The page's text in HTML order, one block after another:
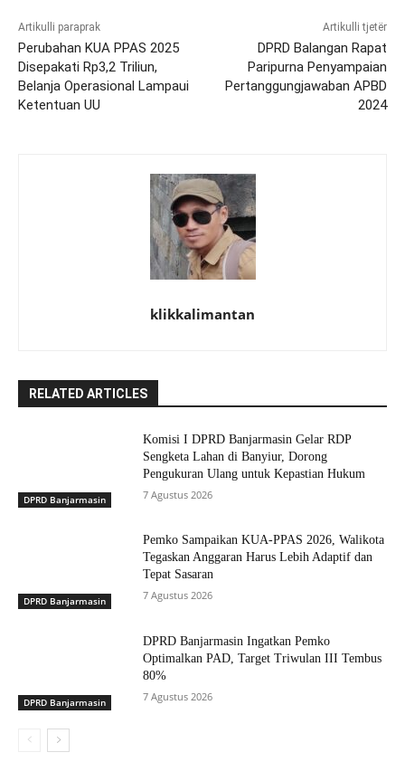
Artikulli paraprak
Perubahan KUA PPAS 2025
Disepakati Rp3,2 Triliun,
Belanja Operasional Lampaui
Ketentuan UU
Artikulli tjetër
DPRD Balangan Rapat
Paripurna Penyampaian
Pertanggungjawaban APBD
2024
klikkalimantan
RELATED ARTICLES
DPRD Banjarmasin
Komisi I DPRD Banjarmasin Gelar RDP
Sengketa Lahan di Banyiur, Dorong
Pengukuran Ulang untuk Kepastian Hukum
7 Agustus 2026
DPRD Banjarmasin
Pemko Sampaikan KUA-PPAS 2026, Walikota
Tegaskan Anggaran Harus Lebih Adaptif dan
Tepat Sasaran
7 Agustus 2026
DPRD Banjarmasin
DPRD Banjarmasin Ingatkan Pemko
Optimalkan PAD, Target Triwulan III Tembus
80%
7 Agustus 2026